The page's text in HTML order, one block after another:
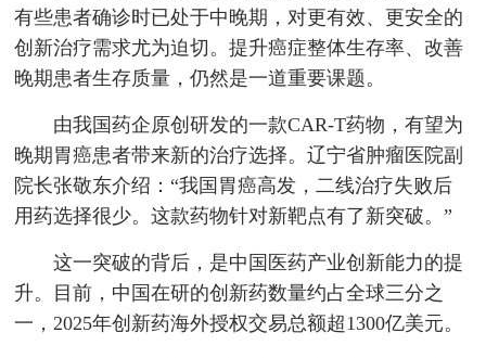
有些患者确诊时已处于中晚期，对更有效、更安全的
创新治疗需求尤为迫切。提升癌症整体生存率、改善
晚期患者生存质量，仍然是一道重要课题。
由我国药企原创研发的一款CAR-T药物，有望为
晚期胃癌患者带来新的治疗选择。辽宁省肿瘤医院副
院长张敬东介绍：“我国胃癌高发，二线治疗失败后
用药选择很少。这款药物针对新靶点有了新突破。”
这一突破的背后，是中国医药产业创新能力的提
升。目前，中国在研的创新药数量约占全球三分之
一，2025年创新药海外授权交易总额超1300亿美元。